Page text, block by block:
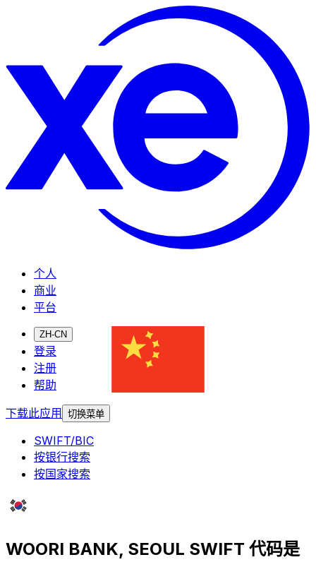
个人
商业
平台
ZH-CN
登录
注册
帮助
下载此应用
切换菜单
SWIFT/BIC
按银行搜索
按国家搜索
WOORI BANK, SEOUL SWIFT 代码是